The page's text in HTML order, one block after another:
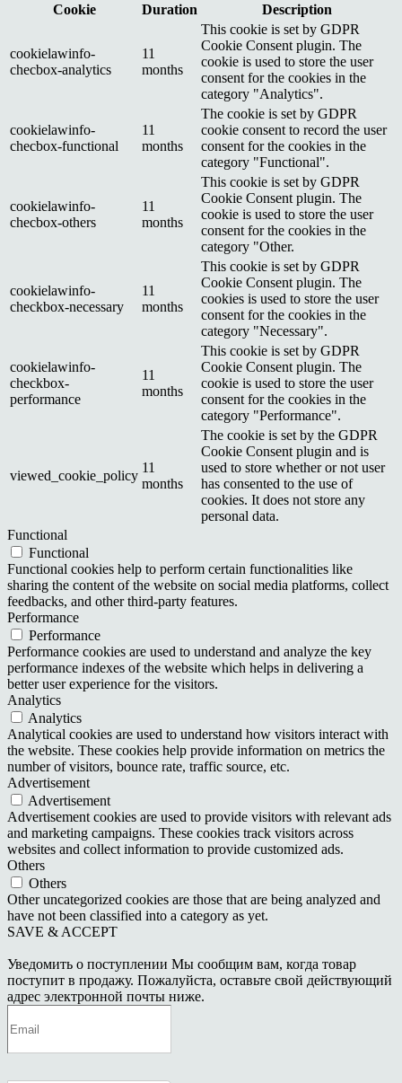
Cookie
Duration Description
cookielawinfo-
checbox-analytics
11
months
This cookie is set by GDPR
Cookie Consent plugin. The
cookie is used to store the user
consent for the cookies in the
category "Analytics".
cookielawinfo-
checbox-functional
11
months
The cookie is set by GDPR
cookie consent to record the user
consent for the cookies in the
category "Functional".
cookielawinfo-
checbox-others
11
months
This cookie is set by GDPR
Cookie Consent plugin. The
cookie is used to store the user
consent for the cookies in the
category "Other.
cookielawinfo-
checkbox-necessary
11
months
This cookie is set by GDPR
Cookie Consent plugin. The
cookies is used to store the user
consent for the cookies in the
category "Necessary".
cookielawinfo-
checkbox-
performance
11
months
This cookie is set by GDPR
Cookie Consent plugin. The
cookie is used to store the user
consent for the cookies in the
category "Performance".
viewed_cookie_policy
11
months
The cookie is set by the GDPR
Cookie Consent plugin and is
used to store whether or not user
has consented to the use of
cookies. It does not store any
personal data.
Functional
Functional
Functional cookies help to perform certain functionalities like
sharing the content of the website on social media platforms, collect
feedbacks, and other third-party features.
Performance
Performance
Performance cookies are used to understand and analyze the key
performance indexes of the website which helps in delivering a
better user experience for the visitors.
Analytics
Analytics
Analytical cookies are used to understand how visitors interact with
the website. These cookies help provide information on metrics the
number of visitors, bounce rate, traffic source, etc.
Advertisement
Advertisement
Advertisement cookies are used to provide visitors with relevant ads
and marketing campaigns. These cookies track visitors across
websites and collect information to provide customized ads.
Others
Others
Other uncategorized cookies are those that are being analyzed and
have not been classified into a category as yet.
SAVE & ACCEPT
Уведомить о поступлении Мы сообщим вам, когда товар
поступит в продажу. Пожалуйста, оставьте свой действующий
адрес электронной почты ниже.